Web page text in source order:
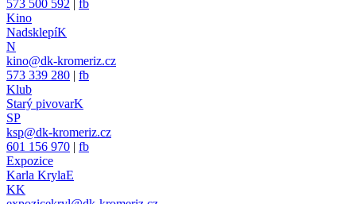
573 500 592 | fb
Kino
NadsklepíK
N
kino@dk-kromeriz.cz
573 339 280 | fb
Klub
Starý pivovarK
SP
ksp@dk-kromeriz.cz
601 156 970 | fb
Expozice
Karla KrylaE
KK